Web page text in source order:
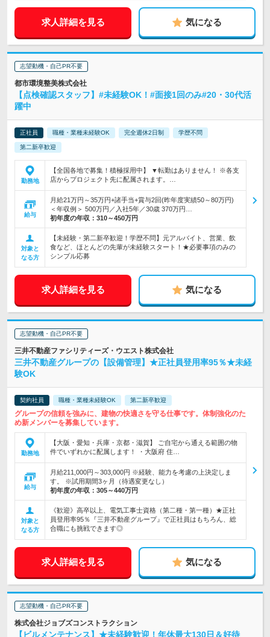
求人詳細を見る 気になる
志望動機・自己PR不要
都市環境整美株式会社
【点検確認スタッフ】#未経験OK！#面接1回のみ#20・30代活
躍中
正社員 職種・業種未経験OK 完全週休2日制 学歴不問
第二新卒歓迎
勤務地
【全国各地で募集！積極採用中】 ▼転勤はありません！ ※各支
店からプロジェクト先に配属されます。…
給与
月給21万円～35万円+諸手当+賞与2回(昨年度実績50～80万円)
＜年収例＞ 500万円／入社5年／30歳 370万円…
初年度の年収： 310～450万円
対象と
なる方
【未経験・第二新卒歓迎！学歴不問】元アルバイト、営業、飲
食など、ほとんどの先輩が未経験スタート！★必要事項のみの
シンプル応募
求人詳細を見る 気になる
志望動機・自己PR不要
三井不動産ファシリティーズ・ウエスト株式会社
三井不動産グループの【設備管理】★正社員登用率95％★未経
験OK
契約社員 職種・業種未経験OK 第二新卒歓迎
グループの信頼を強みに、建物の快適さを守る仕事です。体制強化のた
め新メンバーを募集しています。
勤務地
【大阪・愛知・兵庫・京都・滋賀】 ご自宅から通える範囲の物
件でいずれかに配属します！ ・大阪府 住…
給与
月給211,000円～303,000円 ※経験、能力を考慮の上決定しま
す。 ※試用期間3ヶ月（待遇変更なし）
初年度の年収： 305～440万円
対象と
なる方
《歓迎》高卒以上、電気工事士資格（第二種・第一種）★正社
員登用率95％『三井不動産グループ』で正社員はもちろん、総
合職にも挑戦できます◎
求人詳細を見る 気になる
志望動機・自己PR不要
株式会社ジョブズコンストラクション
【ビルメンテナンス】★未経験歓迎！年休最大130日＆好待